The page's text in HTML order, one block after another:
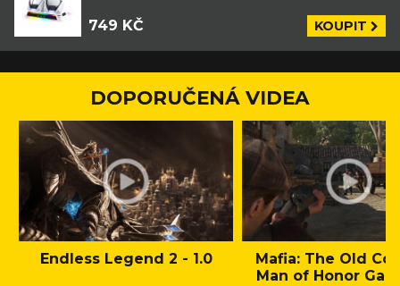
749 KČ KOUPIT
DOPORUČENÁ VIDEA
Endless Legend 2 - 1.0
Mafia: The Old
Man of Honor